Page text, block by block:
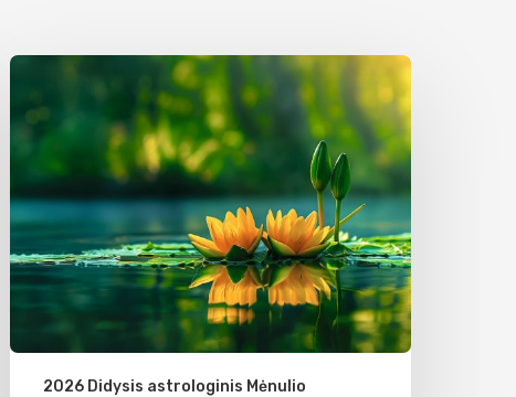
2026 Didysis astrologinis Mėnulio
ASTROLOGINĖ
PROGNOZĖ